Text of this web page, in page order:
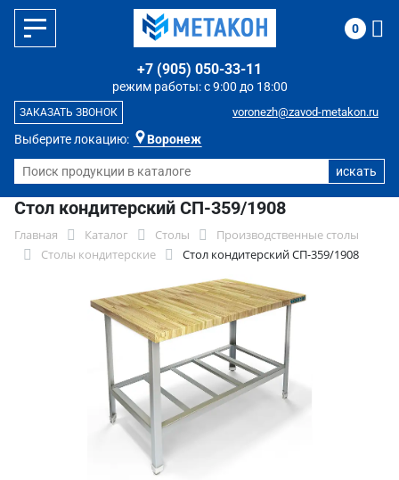
Выберите локацию: Воронеж
режим работы: с 9:00 до 18:00
+7 (905) 050-33-11
voronezh@zavod-metakon.ru
ЗАКАЗАТЬ ЗВОНОК
0
Стол кондитерский СП-359/1908
Главная Каталог Столы
Производственные столы
Столы кондитерские
Стол кондитерский СП-359/1908